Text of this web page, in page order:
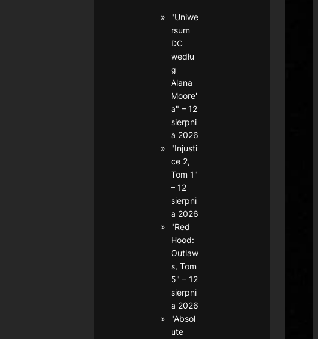
"Uniwe
rsum
DC
wedłu
g
Alana
Moore'
a" – 12
sierpni
a 2026
"Injusti
ce 2,
Tom 1"
– 12
sierpni
a 2026
"Red
Hood:
Outlaw
s, Tom
5" – 12
sierpni
a 2026
"Absol
ute